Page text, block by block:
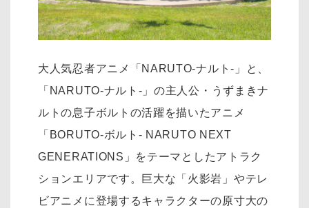
大人気忍者アニメ「NARUTO-ナルト-」と、
「NARUTO-ナルト-」の主人公・うずまきナ
ルトの息子ボルトの活躍を描いたアニメ
「BORUTO-ボルト- NARUTO NEXT
GENERATIONS」をテーマとしたアトラク
ションエリアです。巨大な「火影岩」やテレ
ビアニメに登場するキャラクターの原寸大の